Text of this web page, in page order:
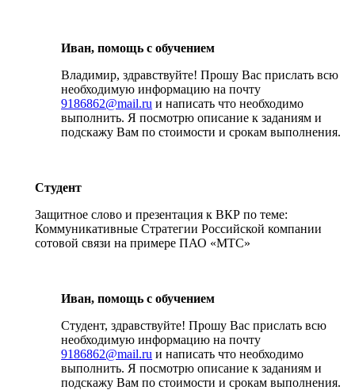
Иван, помощь с обучением
Владимир, здравствуйте! Прошу Вас прислать всю
необходимую информацию на почту
9186862@mail.ru и написать что необходимо
выполнить. Я посмотрю описание к заданиям и
подскажу Вам по стоимости и срокам выполнения.
Студент
Защитное слово и презентация к ВКР по теме:
Коммуникативные Стратегии Российской компании
сотовой связи на примере ПАО «МТС»
Иван, помощь с обучением
Студент, здравствуйте! Прошу Вас прислать всю
необходимую информацию на почту
9186862@mail.ru и написать что необходимо
выполнить. Я посмотрю описание к заданиям и
подскажу Вам по стоимости и срокам выполнения.